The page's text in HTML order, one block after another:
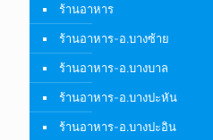
ร้านอาหาร
ร้านอาหาร-อ.บางซ้าย
ร้านอาหาร-อ.บางบาล
ร้านอาหาร-อ.บางปะหัน
ร้านอาหาร-อ.บางปะอิน